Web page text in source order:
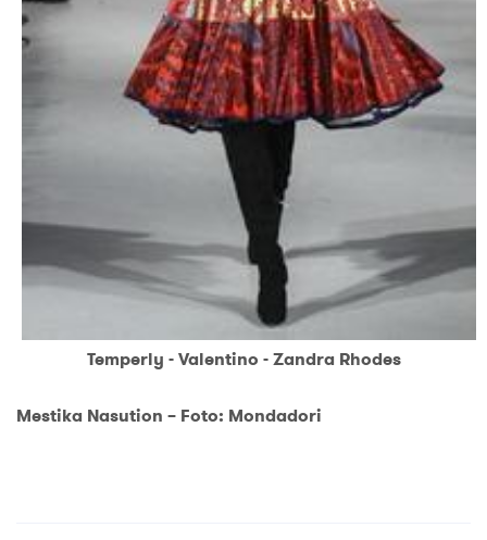
Temperly - Valentino - Zandra Rhodes
Mestika Nasution – Foto: Mondadori